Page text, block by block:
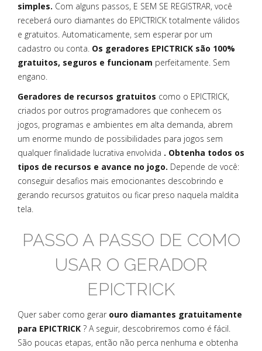
simples. Com alguns passos, E SEM SE REGISTRAR, você
receberá ouro diamantes do EPICTRICK totalmente válidos
e gratuitos. Automaticamente, sem esperar por um
cadastro ou conta. Os geradores EPICTRICK são 100%
gratuitos, seguros e funcionam perfeitamente. Sem
engano.
Geradores de recursos gratuitos como o EPICTRICK,
criados por outros programadores que conhecem os
jogos, programas e ambientes em alta demanda, abrem
um enorme mundo de possibilidades para jogos sem
qualquer finalidade lucrativa envolvida . Obtenha todos os
tipos de recursos e avance no jogo. Depende de você:
conseguir desafios mais emocionantes descobrindo e
gerando recursos gratuitos ou ficar preso naquela maldita
tela.
PASSO A PASSO DE COMO
USAR O GERADOR
EPICTRICK
Quer saber como gerar ouro diamantes gratuitamente
para EPICTRICK ? A seguir, descobriremos como é fácil.
São poucas etapas, então não perca nenhuma e obtenha